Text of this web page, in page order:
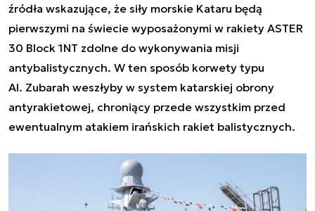
źródła wskazujące, że siły morskie Kataru będą
pierwszymi na świecie wyposażonymi w rakiety ASTER
30 Block 1NT zdolne do wykonywania misji
antybalistycznych. W ten sposób korwety typu
Al. Zubarah weszłyby w system katarskiej obrony
antyrakietowej, chroniący przede wszystkim przed
ewentualnym atakiem irańskich rakiet balistycznych.